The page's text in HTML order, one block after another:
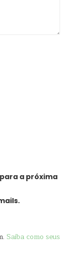
a próxima
Saiba como seus